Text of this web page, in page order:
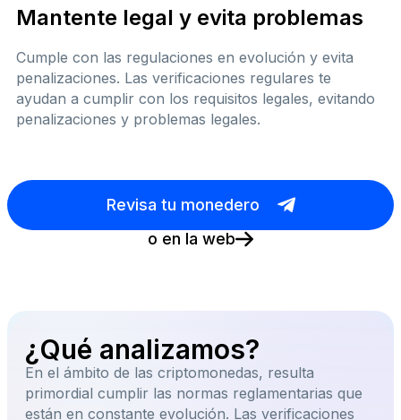
Mantente legal y evita problemas
Cumple con las regulaciones en evolución y evita
penalizaciones. Las verificaciones regulares te
ayudan a cumplir con los requisitos legales, evitando
penalizaciones y problemas legales.
Revisa tu monedero
o en la web
¿Qué analizamos?
En el ámbito de las criptomonedas, resulta
primordial cumplir las normas reglamentarias que
están en constante evolución. Las verificaciones